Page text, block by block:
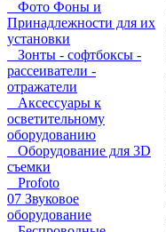
Фото Фоны и
Принадлежности для их
установки
Зонты - софтбоксы -
рассеиватели -
отражатели
Аксессуары к
осветительному
оборудованию
Оборудование для 3D
съемки
Profoto
07 Звуковое
оборудование